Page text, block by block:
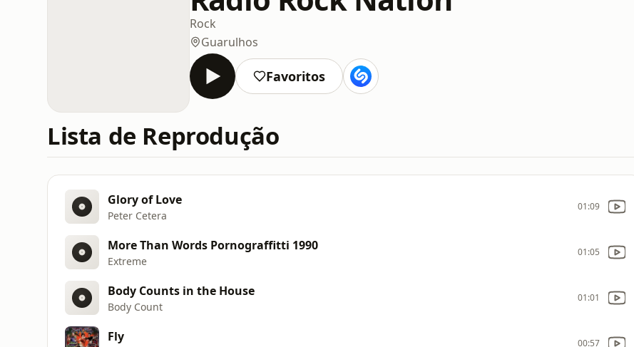
Rock
Guarulhos
Favoritos
Lista de Reprodução
Glory of Love
Peter Cetera
01:09
More Than Words Pornograffitti 1990
Extreme
01:05
Body Counts in the House
Body Count
01:01
Fly 00:57